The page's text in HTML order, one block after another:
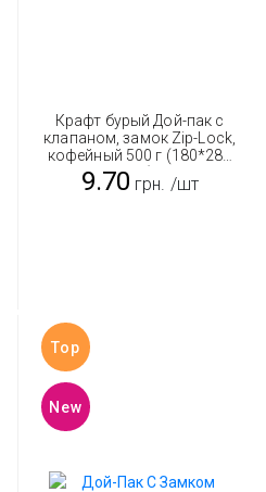
Крафт бурый Дой-пак с
клапаном, замок Zip-Lock,
кофейный 500 г (180*280
мм)
9.70 грн. /шт
Top
New